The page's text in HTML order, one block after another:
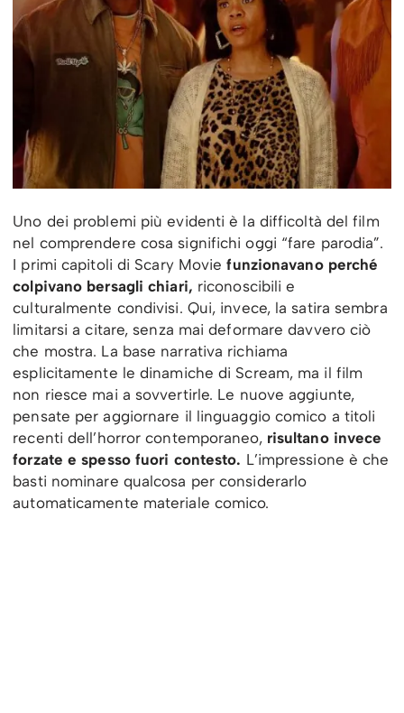
Uno dei problemi più evidenti è la difficoltà del film
nel comprendere cosa significhi oggi “fare parodia”.
I primi capitoli di Scary Moviefunzionavano perché
colpivano bersagli chiari, riconoscibili e
culturalmente condivisi. Qui, invece, la satira sembra
limitarsi a citare, senza mai deformare davvero ciò
che mostra. La base narrativa richiama
esplicitamente le dinamiche di Scream, ma il film
non riesce mai a sovvertirle. Le nuove aggiunte,
pensate per aggiornare il linguaggio comico a titoli
recenti dell’horror contemporaneo,risultano invece
forzate e spesso fuori contesto. L’impressione è che
basti nominare qualcosa per considerarlo
automaticamente materiale comico.